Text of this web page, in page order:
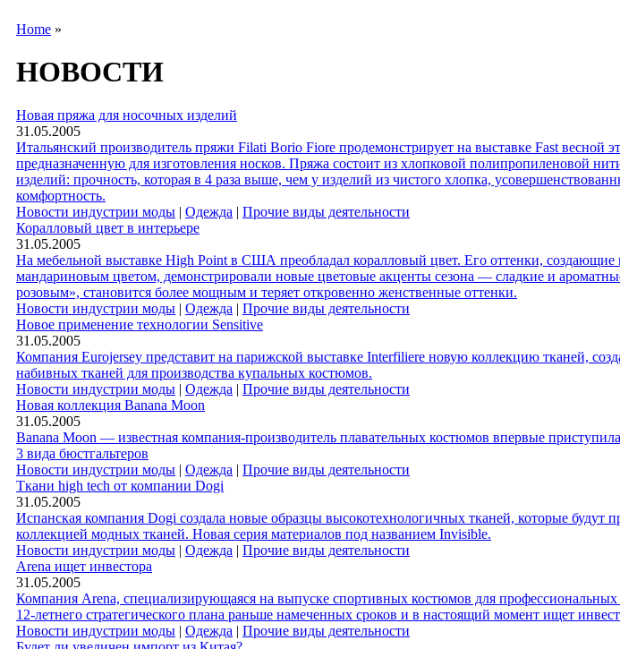
Home »
НОВОСТИ
Новая пряжа для носочных изделий
31.05.2005
Итальянский производитель пряжи Filati Borio Fiore продемонстрирует на выставке Fast весной
предназначенную для изготовления носков. Пряжа состоит из хлопковой полипропиленовой
изделий: прочность, которая в 4 раза выше, чем у изделий из чистого хлопка,
комфортность.
Новости индустрии моды | Одежда | Прочие виды деятельности
Коралловый цвет в интерьере
31.05.2005
На мебельной выставке High Point в США преобладал коралловый цвет. Его оттенки,
мандариновым цветом, демонстрировали новые цветовые акценты сезона — сладкие и
розовым», становится более мощным и теряет откровенно женственные оттенки.
Новости индустрии моды | Одежда | Прочие виды деятельности
Новое применение технологии Sensitive
31.05.2005
Компания Eurojersey представит на парижской выставке Interfiliere новую коллекцию тканей,
набивных тканей для производства купальных костюмов.
Новости индустрии моды | Одежда | Прочие виды деятельности
Новая коллекция Banana Moon
31.05.2005
Banana Moon — известная компания-производитель плавательных костюмов впервые
3 вида бюстгальтеров
Новости индустрии моды | Одежда | Прочие виды деятельности
Ткани high tech от компании Dogi
31.05.2005
Испанская компания Dogi создала новые образцы высокотехнологичных тканей, которые будут
коллекцией модных тканей. Новая серия материалов под названием Invisible.
Новости индустрии моды | Одежда | Прочие виды деятельности
Arena ищет инвестора
31.05.2005
Компания Arena, специализирующаяся на выпуске спортивных костюмов для профессиональных
12-летнего стратегического плана раньше намеченных сроков и в настоящий момент ищет
Новости индустрии моды | Одежда | Прочие виды деятельности